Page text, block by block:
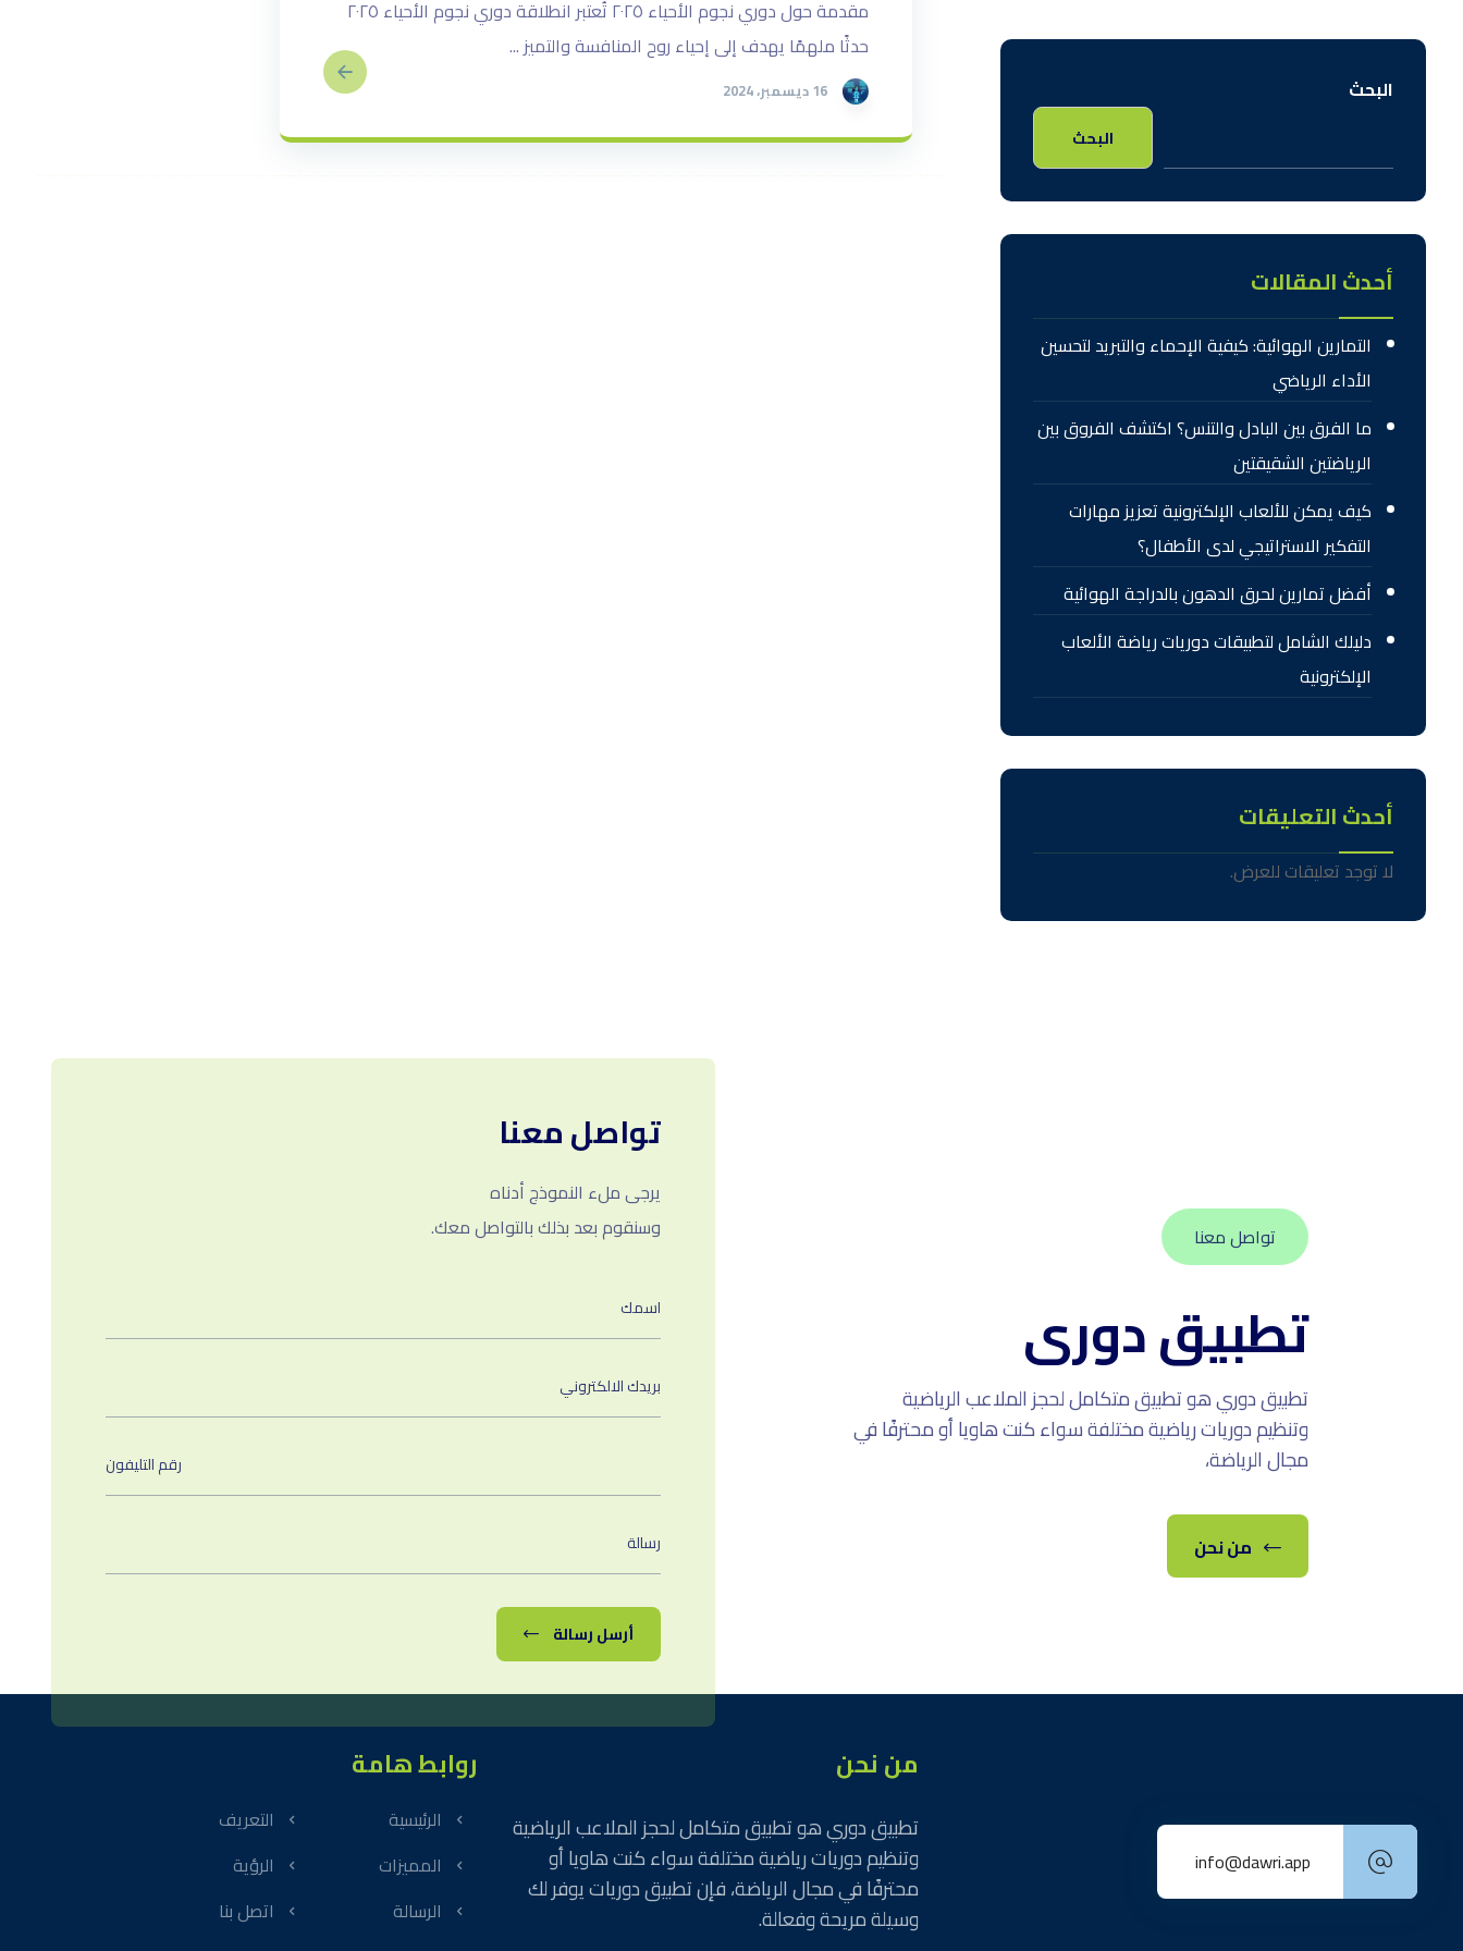
16 ديسمبر، 2024
مقدمة حول دوري نجوم الأحياء ٢٠٢٥ تُعتبر انطلاقة دوري نجوم الأحياء ٢٠٢٥
حدثًا ملهمًا يهدف إلى إحياء روح المنافسة والتميز ...
البحث
البحث
أحدث المقالات
التمارين الهوائية: كيفية الإحماء والتبريد لتحسين
الأداء الرياضي
ما الفرق بين البادل والتنس؟ اكتشف الفروق بين
الرياضتين الشقيقتين
كيف يمكن للألعاب الإلكترونية تعزيز مهارات
التفكير الاستراتيجي لدى الأطفال؟
أفضل تمارين لحرق الدهون بالدراجة الهوائية
دليلك الشامل لتطبيقات دوريات رياضة الألعاب
الإلكترونية
أحدث التعليقات
لا توجد تعليقات للعرض.
تواصل معنا
تطبيق دورى
تطبيق دوري هو تطبيق متكامل لحجز الملاعب الرياضية
وتنظيم دوريات رياضية مختلفة سواء كنت هاويا أو محترفًا في
مجال الرياضة،
من نحن
تواصل معنا
يرجى ملء النموذج أدناه
وسنقوم بعد بذلك بالتواصل معك.
أرسل رسالة
info@dawri.app
من نحن
تطبيق دوري هو تطبيق متكامل لحجز الملاعب الرياضية
وتنظيم دوريات رياضية مختلفة سواء كنت هاويا أو
محترفًا في مجال الرياضة، فإن تطبيق دوريات يوفر لك
وسيلة مريحة وفعالة.
روابط هامة
الرئيسية
التعريف
المميزات
الرؤية
الرسالة
اتصل بنا